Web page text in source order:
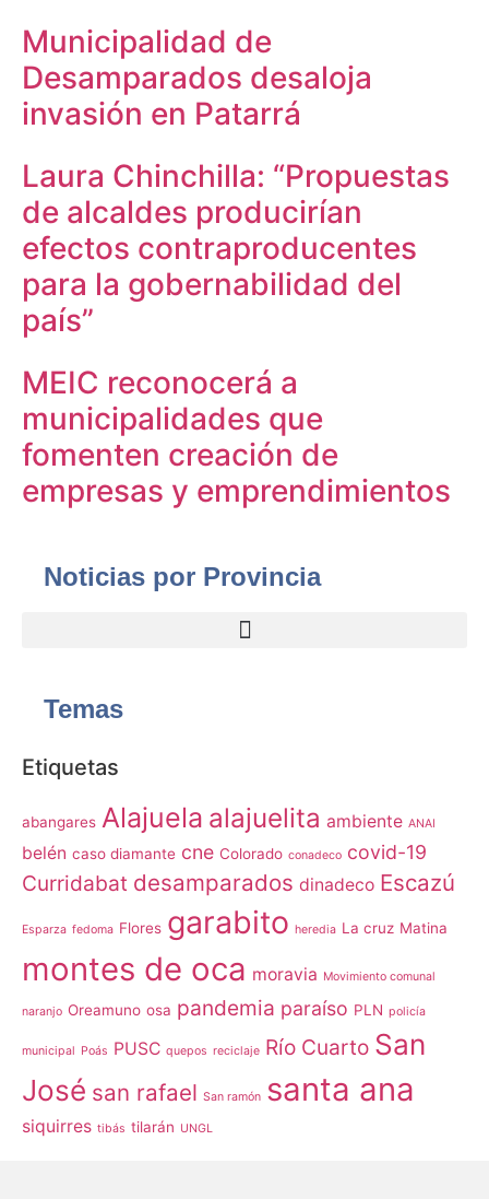
Municipalidad de
Desamparados desaloja
invasión en Patarrá
Laura Chinchilla: “Propuestas
de alcaldes producirían
efectos contraproducentes
para la gobernabilidad del
país”
MEIC reconocerá a
municipalidades que
fomenten creación de
empresas y emprendimientos
Noticias por Provincia
Temas
Etiquetas
abangares Alajuela alajuelita ambiente ANAI
belén caso diamante cne Colorado conadeco covid-19
Curridabat desamparados dinadeco Escazú
Esparza fedoma Flores garabito heredia La cruz Matina
montes de oca moravia Movimiento comunal
naranjo Oreamuno osa pandemia paraíso PLN policía
municipal Poás PUSC quepos reciclaje Río Cuarto San
José san rafael San ramón santa ana
siquirres tibás tilarán UNGL